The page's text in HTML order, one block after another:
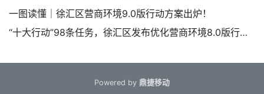
一图读懂｜徐汇区营商环境9.0版行动方案出炉！
“十大行动”98条任务，徐汇区发布优化营商环境8.0版行动方案
Powered by 鼎捷移动